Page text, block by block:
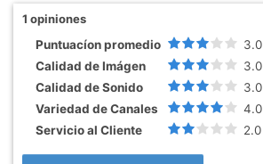
1 opiniones
Puntuacíon promedio
3.0
Calidad de Imágen
3.0
Calidad de Sonido
3.0
Variedad de Canales
4.0
Servicio al Cliente
2.0